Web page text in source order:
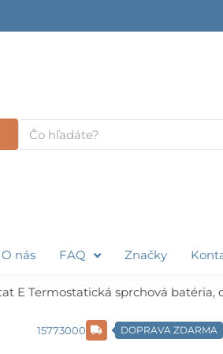
Vyhľadať
O nás FAQ Značky
E Termostatická sprchová batéria,
15773000 DOPRAVA ZDARMA